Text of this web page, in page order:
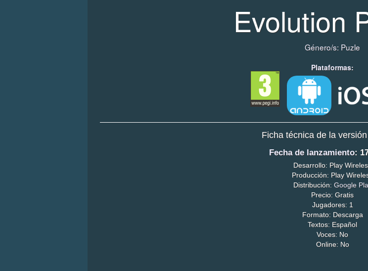
Evolution
Género/s: Puzle
Plataformas:
Ficha técnica de la versión
Fecha de lanzamiento:
Desarrollo: Play
Producción: Play
Distribución: Google
Precio: Gratis
Jugadores: 1
Formato: Descarga
Textos: Español
Voces: No
Online: No